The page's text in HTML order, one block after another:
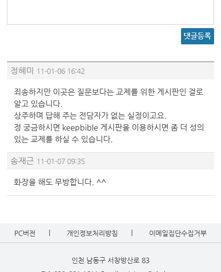
댓글등록
정혜미 11-01-06 16:42
죄송하지만 이곳은 질문보다는 교제를 위한 게시판인 걸로
알고 있습니다.
상주하며 답해 주는 전담자가 없는 실정이고요.
정 궁금하시면 keepbible 게시판을 이용하시면 좀 더 성의
있는 교제를 하실 수 있습니다.
송재근 11-01-07 09:35
화장을 해도 무방합니다. ^^
PC버전 개인정보처리방침 이메일집단수집거부
인천 남동구 서창방산로 83